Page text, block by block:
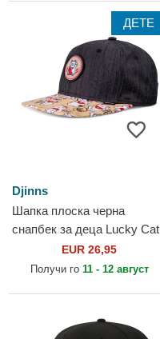
ДЕТЕ
Djinns
Шапка плоска черна
снапбек за деца Lucky Cat
Linen Rev от Djinns
EUR 26,95
Получи го 11 - 12 август